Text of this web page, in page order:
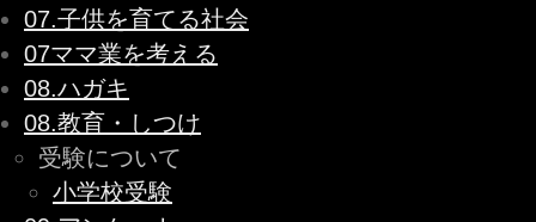
07.子供を育てる社会
07ママ業を考える
08.ハガキ
08.教育・しつけ
受験について
小学校受験